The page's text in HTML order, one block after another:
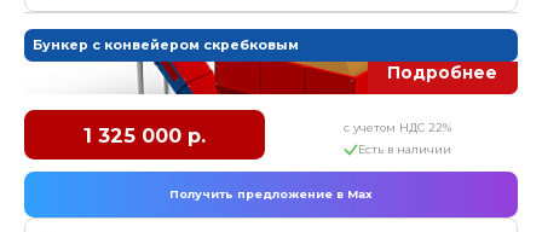
5. Вибраторы - 3 шт
6. Тензодатчики - 4 шт
Характеристика:
Количество бункеров: 3 по 12 м.куб.
Объем бункеров: 36 000 л
Установленная мощность: 8,25 кВт